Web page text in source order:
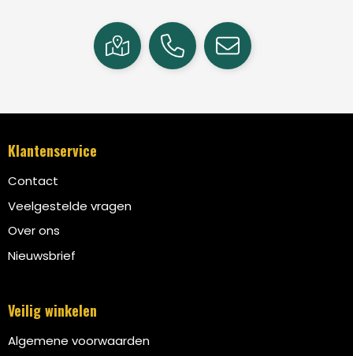
Klantenservice
Contact
Veelgestelde vragen
Over ons
Nieuwsbrief
Veilig winkelen
Algemene voorwaarden